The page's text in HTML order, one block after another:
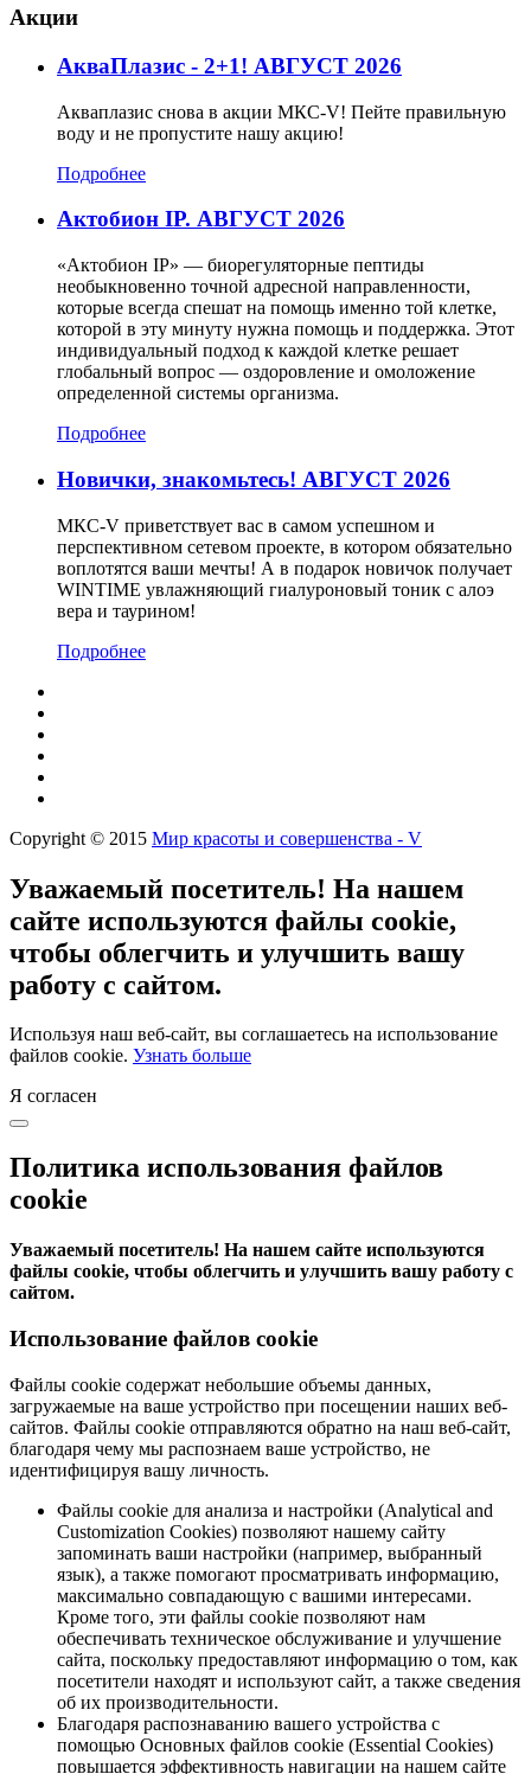
Акции
АкваПлазис - 2+1! АВГУСТ 2026
Акваплазис снова в акции МКС-V! Пейте правильную
воду и не пропустите нашу акцию!
Подробнее
Актобион IP. АВГУСТ 2026
«Актобион IP» — биорегуляторные пептиды
необыкновенно точной адресной направленности,
которые всегда спешат на помощь именно той клетке,
которой в эту минуту нужна помощь и поддержка. Этот
индивидуальный подход к каждой клетке решает
глобальный вопрос — оздоровление и омоложение
определенной системы организма.
Подробнее
Новички, знакомьтесь! АВГУСТ 2026
МКС-V приветствует вас в самом успешном и
перспективном сетевом проекте, в котором обязательно
воплотятся ваши мечты! А в подарок новичок получает
WINTIME увлажняющий гиалуроновый тоник с алоэ
вера и таурином!
Подробнее
Copyright © 2015 Мир красоты и совершенства - V
Уважаемый посетитель! На нашем
сайте используются файлы cookie,
чтобы облегчить и улучшить вашу
работу с сайтом.
Используя наш веб-сайт, вы соглашаетесь на использование
файлов cookie. Узнать больше
Я согласен
Политика использования файлов
cookie
Уважаемый посетитель! На нашем сайте используются
файлы cookie, чтобы облегчить и улучшить вашу работу с
сайтом.
Использование файлов cookie
Файлы cookie содержат небольшие объемы данных,
загружаемые на ваше устройство при посещении наших веб-
сайтов. Файлы cookie отправляются обратно на наш веб-сайт,
благодаря чему мы распознаем ваше устройство, не
идентифицируя вашу личность.
Файлы cookie для анализа и настройки (Analytical and
Customization Cookies) позволяют нашему сайту
запоминать ваши настройки (например, выбранный
язык), а также помогают просматривать информацию,
максимально совпадающую с вашими интересами.
Кроме того, эти файлы cookie позволяют нам
обеспечивать техническое обслуживание и улучшение
сайта, поскольку предоставляют информацию о том, как
посетители находят и используют сайт, а также сведения
об их производительности.
Благодаря распознаванию вашего устройства с
помощью Основных файлов cookie (Essential Cookies)
повышается эффективность навигации на нашем сайте